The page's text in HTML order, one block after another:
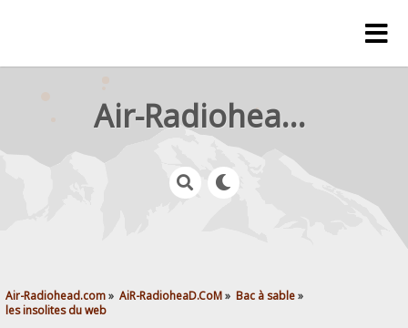
Air-Radiohead.com
Air-Radiohead.com» AiR-RadioheaD.CoM» Bac à sable»
les insolites du web